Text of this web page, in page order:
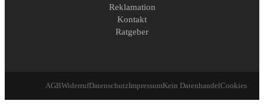
Reklamation
Kontakt
Ratgeber
AGBWiderrufDatenschutzImpressumKein DatenhandelCookies